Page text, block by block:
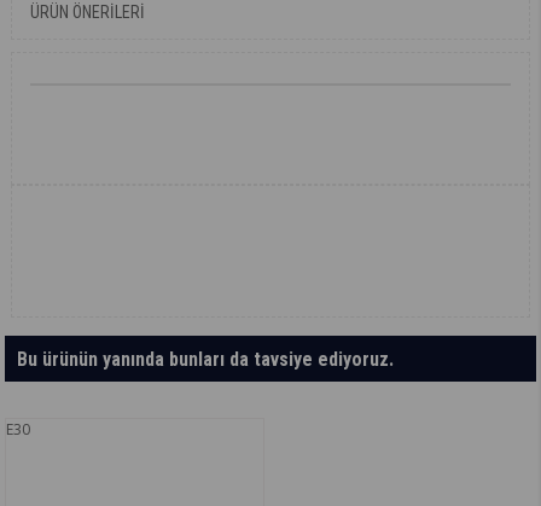
ÜRÜN ÖNERILERI
Bu ürünün yanında bunları da tavsiye ediyoruz.
E30